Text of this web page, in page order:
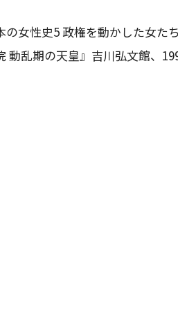
女性史5 政権を動かした女た
動乱期の天皇』吉川弘文館、